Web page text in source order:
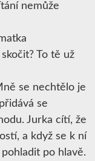
nemůže
To tě už
se nechtělo je
se
Jurka cítí, že
a když se k ní
po hlavě.